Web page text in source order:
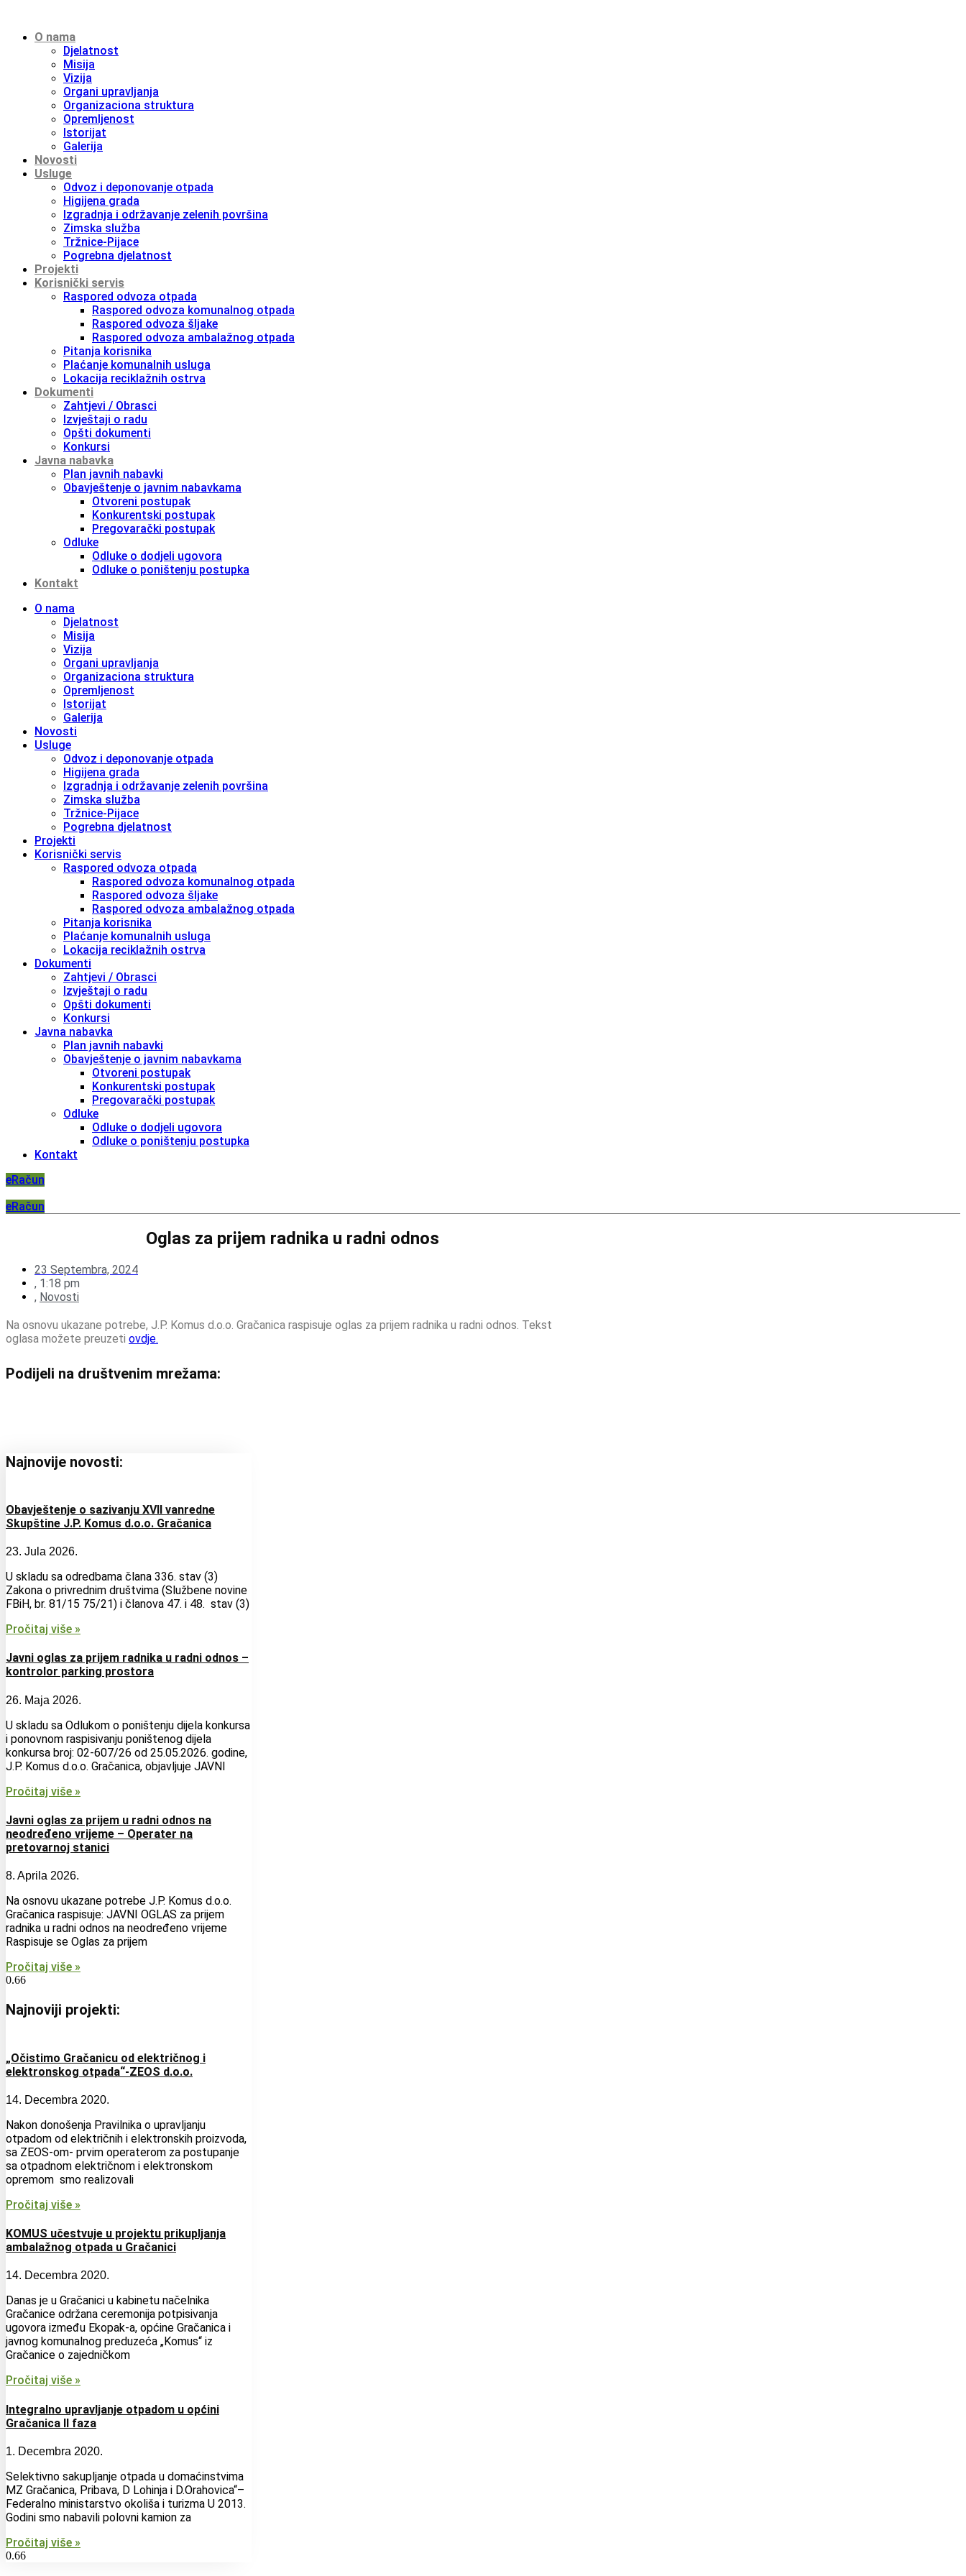
O nama
Djelatnost
Misija
Vizija
Organi upravljanja
Organizaciona struktura
Opremljenost
Istorijat
Galerija
Novosti
Usluge
Odvoz i deponovanje otpada
Higijena grada
Izgradnja i održavanje zelenih površina
Zimska služba
Tržnice-Pijace
Pogrebna djelatnost
Projekti
Korisnički servis
Raspored odvoza otpada
Raspored odvoza komunalnog otpada
Raspored odvoza šljake
Raspored odvoza ambalažnog otpada
Pitanja korisnika
Plaćanje komunalnih usluga
Lokacija reciklažnih ostrva
Dokumenti
Zahtjevi / Obrasci
Izvještaji o radu
Opšti dokumenti
Konkursi
Javna nabavka
Plan javnih nabavki
Obavještenje o javnim nabavkama
Otvoreni postupak
Konkurentski postupak
Pregovarački postupak
Odluke
Odluke o dodjeli ugovora
Odluke o poništenju postupka
Kontakt
O nama
Djelatnost
Misija
Vizija
Organi upravljanja
Organizaciona struktura
Opremljenost
Istorijat
Galerija
Novosti
Usluge
Odvoz i deponovanje otpada
Higijena grada
Izgradnja i održavanje zelenih površina
Zimska služba
Tržnice-Pijace
Pogrebna djelatnost
Projekti
Korisnički servis
Raspored odvoza otpada
Raspored odvoza komunalnog otpada
Raspored odvoza šljake
Raspored odvoza ambalažnog otpada
Pitanja korisnika
Plaćanje komunalnih usluga
Lokacija reciklažnih ostrva
Dokumenti
Zahtjevi / Obrasci
Izvještaji o radu
Opšti dokumenti
Konkursi
Javna nabavka
Plan javnih nabavki
Obavještenje o javnim nabavkama
Otvoreni postupak
Konkurentski postupak
Pregovarački postupak
Odluke
Odluke o dodjeli ugovora
Odluke o poništenju postupka
Kontakt
eRačun
eRačun
Oglas za prijem radnika u radni odnos
23 Septembra, 2024
, 1:18 pm
, Novosti
Na osnovu ukazane potrebe, J.P. Komus d.o.o. Gračanica raspisuje oglas za prijem radnika u radni odnos. Tekst
oglasa možete preuzeti ovdje.
Podijeli na društvenim mrežama:
Najnovije novosti:
Obavještenje o sazivanju XVII vanredne
Skupštine J.P. Komus d.o.o. Gračanica
23. Jula 2026.
U skladu sa odredbama člana 336. stav (3)
Zakona o privrednim društvima (Službene novine
FBiH, br. 81/15 75/21) i članova 47. i 48. stav (3)
Pročitaj više »
Javni oglas za prijem radnika u radni odnos –
kontrolor parking prostora
26. Maja 2026.
U skladu sa Odlukom o poništenju dijela konkursa
i ponovnom raspisivanju poništenog dijela
konkursa broj: 02-607/26 od 25.05.2026. godine,
J.P. Komus d.o.o. Gračanica, objavljuje JAVNI
Pročitaj više »
Javni oglas za prijem u radni odnos na
neodređeno vrijeme – Operater na
pretovarnoj stanici
8. Aprila 2026.
Na osnovu ukazane potrebe J.P. Komus d.o.o.
Gračanica raspisuje: JAVNI OGLAS za prijem
radnika u radni odnos na neodređeno vrijeme
Raspisuje se Oglas za prijem
Pročitaj više »
Najnoviji projekti:
„Očistimo Gračanicu od električnog i
elektronskog otpada“-ZEOS d.o.o.
14. Decembra 2020.
Nakon donošenja Pravilnika o upravljanju
otpadom od električnih i elektronskih proizvoda,
sa ZEOS-om- prvim operaterom za postupanje
sa otpadnom električnom i elektronskom
opremom smo realizovali
Pročitaj više »
KOMUS učestvuje u projektu prikupljanja
ambalažnog otpada u Gračanici
14. Decembra 2020.
Danas je u Gračanici u kabinetu načelnika
Gračanice održana ceremonija potpisivanja
ugovora između Ekopak-a, općine Gračanica i
javnog komunalnog preduzeća „Komus“ iz
Gračanice o zajedničkom
Pročitaj više »
Integralno upravljanje otpadom u općini
Gračanica II faza
1. Decembra 2020.
Selektivno sakupljanje otpada u domaćinstvima
MZ Gračanica, Pribava, D Lohinja i D.Orahovica“–
Federalno ministarstvo okoliša i turizma U 2013.
Godini smo nabavili polovni kamion za
Pročitaj više »